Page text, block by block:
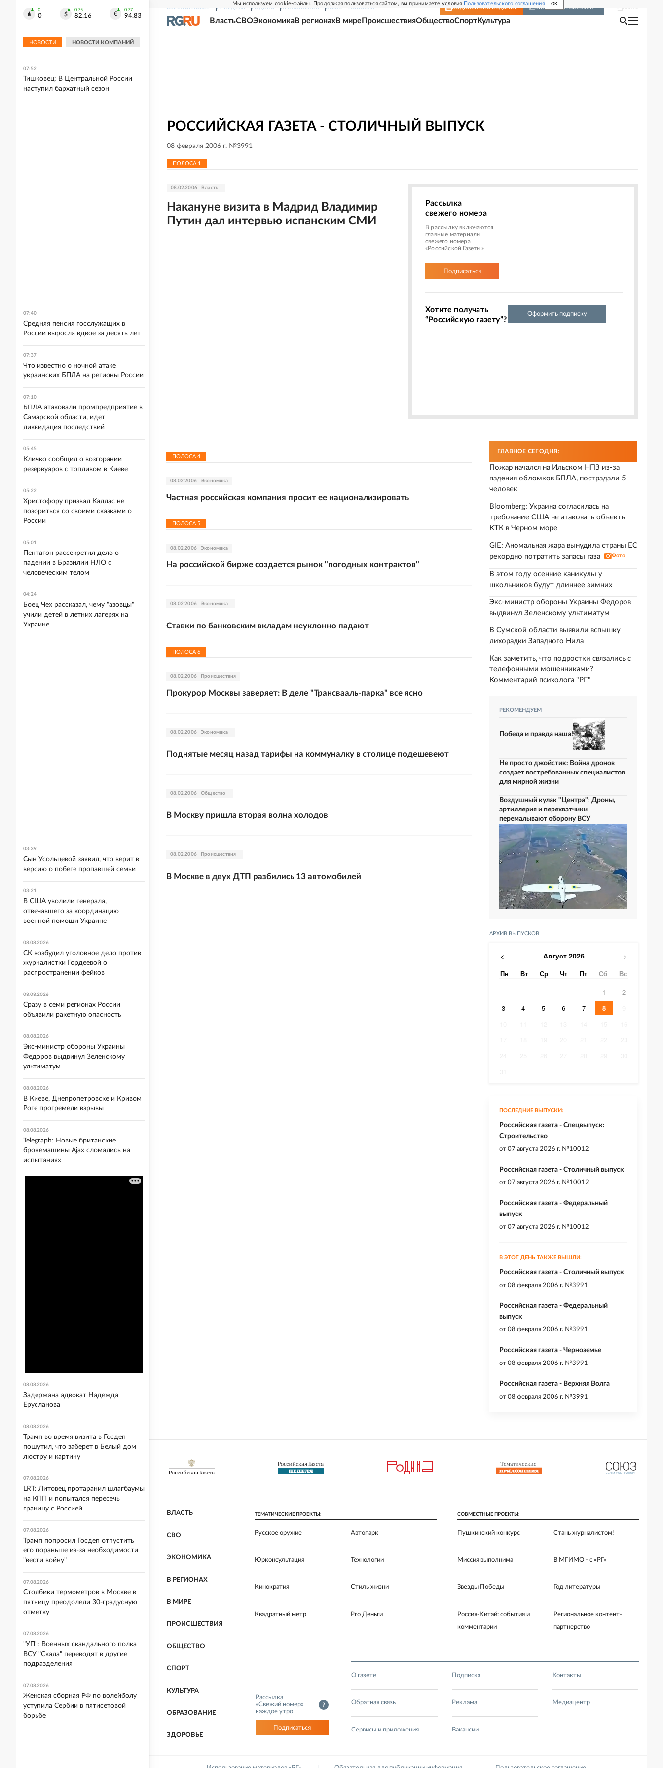
Мы используем cookie-файлы. Продолжая пользоваться сайтом, вы принимаете условия Пользовательского соглашения OK
СВЕЖИЙ НОМЕР РГ-НЕДЕЛЯ РОДИНА ПРИЛОЖЕНИЯ СОЮЗ НОВОСТИ ПОДПИСКА НА ИЗДАНИЕ ВКЛЮЧИТЬ РАССЫЛКУ
ВластьСВОЭкономикаВ регионахВ мире ПроисшествияОбществоСпортКультура
РОССИЙСКАЯ ГАЗЕТА - СТОЛИЧНЫЙ ВЫПУСК
08 февраля 2006 г. №3991
ПОЛОСА 1
08.02.2006 Власть
Накануне визита в Мадрид Владимир
Путин дал интервью испанским СМИ
Рассылка
свежего номера
В рассылку включаются
главные материалы
свежего номера
«Российской Газеты»
Подписаться
Хотите получать
“Российскую газету”?
Оформить подписку
ПОЛОСА 4
08.02.2006 Экономика
Частная российская компания просит ее национализировать
ПОЛОСА 5
08.02.2006 Экономика
На российской бирже создается рынок "погодных контрактов"
08.02.2006 Экономика
Ставки по банковским вкладам неуклонно падают
ПОЛОСА 6
08.02.2006 Происшествия
Прокурор Москвы заверяет: В деле "Трансвааль-парка" все ясно
08.02.2006 Экономика
Поднятые месяц назад тарифы на коммуналку в столице подешевеют
08.02.2006 Общество
В Москву пришла вторая волна холодов
08.02.2006 Происшествия
В Москве в двух ДТП разбились 13 автомобилей
ГЛАВНОЕ СЕГОДНЯ:
Пожар начался на Ильском НПЗ из-за
падения обломков БПЛА, пострадали 5
человек
Bloomberg: Украина согласилась на
требование США не атаковать объекты
КТК в Черном море
GIE: Аномальная жара вынудила страны ЕС
рекордно потратить запасы газа
Фото
В этом году осенние каникулы у
школьников будут длиннее зимних
Экс-министр обороны Украины Федоров
выдвинул Зеленскому ультиматум
В Сумской области выявили вспышку
лихорадки Западного Нила
Как заметить, что подростки связались с
телефонными мошенниками?
Комментарий психолога "РГ"
РЕКОМЕНДУЕМ
Победа и правда наша!
Не просто джойстик: Война дронов
создает востребованных специалистов
для мирной жизни
Воздушный кулак "Центра": Дроны,
артиллерия и перехватчики
перемалывают оборону ВСУ
АРХИВ ВЫПУСКОВ
< Август 2026 >
Пн Вт Ср Чт Пт Сб
Вс
1
2
3
4 5 6 7 8
ПОСЛЕДНИЕ ВЫПУСКИ:
Российская газета - Спецвыпуск:
Строительство
от 07 августа 2026 г. №10012
Российская газета - Столичный выпуск
от 07 августа 2026 г. №10012
Российская газета - Федеральный
выпуск
от 07 августа 2026 г. №10012
В ЭТОТ ДЕНЬ ТАКЖЕ ВЫШЛИ:
Российская газета - Столичный выпуск
от 08 февраля 2006 г. №3991
Российская газета - Федеральный
выпуск
от 08 февраля 2006 г. №3991
Российская газета - Черноземье
от 08 февраля 2006 г. №3991
Российская газета - Верхняя Волга
от 08 февраля 2006 г. №3991
ВЛАСТЬ
СВО
ЭКОНОМИКА
В РЕГИОНАХ
В МИРЕ
ПРОИСШЕСТВИЯ
ОБЩЕСТВО
СПОРТ
КУЛЬТУРА
ОБРАЗОВАНИЕ
ЗДОРОВЬЕ
ТЕМАТИЧЕСКИЕ ПРОЕКТЫ:
Русское оружие Автопарк
Юрконсультация Технологии
Кинократия Стиль жизни
Квадратный метр Pro Деньги
СОВМЕСТНЫЕ ПРОЕКТЫ:
Пушкинский конкурс Стань журналистом!
Миссия выполнима В МГИМО - с «РГ»
Звезды Победы Год литературы
Россия-Китай: события и
комментарии
Региональное контент-
партнерство
О газете Подписка Контакты
Обратная связь Реклама Медиацентр
Сервисы и приложения Вакансии
Рассылка
«Свежий номер»
каждое утро
?
Подписаться
0
0
0.75
82.16
0.77
94.83
НОВОСТИ НОВОСТИ КОМПАНИЙ
08:17
вооружением для ВСУ в море южнее
и восточнее Одессы
07:52
Тишковец: В Центральной России
наступил бархатный сезон
07:40
Средняя пенсия госслужащих в
России выросла вдвое за десять лет
07:37
Что известно о ночной атаке
украинских БПЛА на регионы России
07:10
БПЛА атаковали промпредприятие в
Самарской области, идет
ликвидация последствий
05:45
Кличко сообщил о возгорании
резервуаров с топливом в Киеве
05:22
Христофору призвал Каллас не
позориться со своими сказками о
России
05:01
Пентагон рассекретил дело о
падении в Бразилии НЛО с
человеческим телом
04:24
Боец Чех рассказал, чему "азовцы"
учили детей в летних лагерях на
Украине
03:39
Сын Усольцевой заявил, что верит в
версию о побеге пропавшей семьи
03:21
В США уволили генерала,
отвечавшего за координацию
военной помощи Украине
08.08.2026
СК возбудил уголовное дело против
журналистки Гордеевой о
распространении фейков
08.08.2026
Сразу в семи регионах России
объявили ракетную опасность
08.08.2026
Экс-министр обороны Украины
Федоров выдвинул Зеленскому
ультиматум
08.08.2026
В Киеве, Днепропетровске и Кривом
Роге прогремели взрывы
08.08.2026
Telegraph: Новые британские
бронемашины Ajax сломались на
испытаниях
08.08.2026
Задержана адвокат Надежда
Ерусланова
08.08.2026
Трамп во время визита в Госдеп
пошутил, что заберет в Белый дом
люстру и картину
07.08.2026
LRT: Литовец протаранил шлагбаумы
на КПП и попытался пересечь
границу с Россией
07.08.2026
Трамп попросил Госдеп отпустить
его пораньше из-за необходимости
"вести войну"
07.08.2026
Столбики термометров в Москве в
пятницу преодолели 30-градусную
отметку
07.08.2026
"УП": Военных скандального полка
ВСУ "Скала" переводят в другие
подразделения
07.08.2026
Женская сборная РФ по волейболу
уступила Сербии в пятисетовой
борьбе